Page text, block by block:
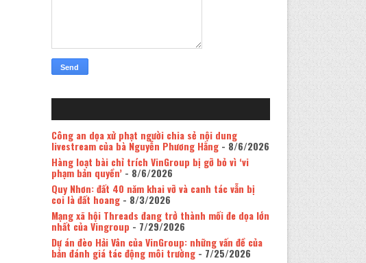
Công an dọa xử phạt người chia sẻ nội dung
livestream của bà Nguyễn Phương Hằng- 8/6/2026
Hàng loạt bài chỉ trích VinGroup bị gỡ bỏ vì ‘vi
phạm bản quyền’- 8/6/2026
Quy Nhơn: đất 40 năm khai vỡ và canh tác vẫn bị
coi là đất hoang- 8/3/2026
Mạng xã hội Threads đang trở thành mối đe dọa lớn
nhất của Vingroup - 7/29/2026
Dự án đèo Hải Vân của VinGroup: những vấn đề của
bản đánh giá tác động môi trường- 7/25/2026